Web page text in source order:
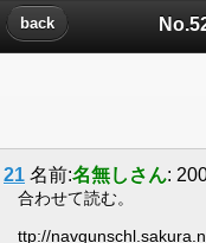
back
21 名前:名無しさん:
合わせて読む。
ttp://